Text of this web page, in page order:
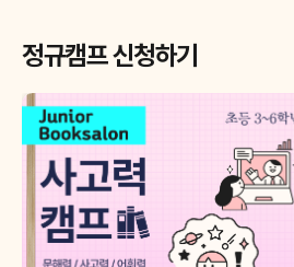
정규캠프 신청하기